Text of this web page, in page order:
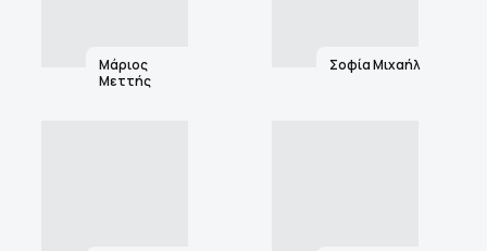
Μάριος
Μεττής
Σοφία Μιχαήλ